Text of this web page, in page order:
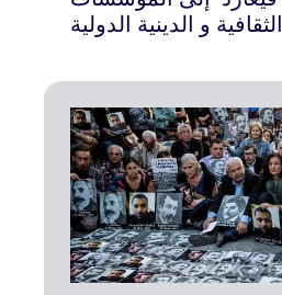
الثقافية و الدينية الدولية